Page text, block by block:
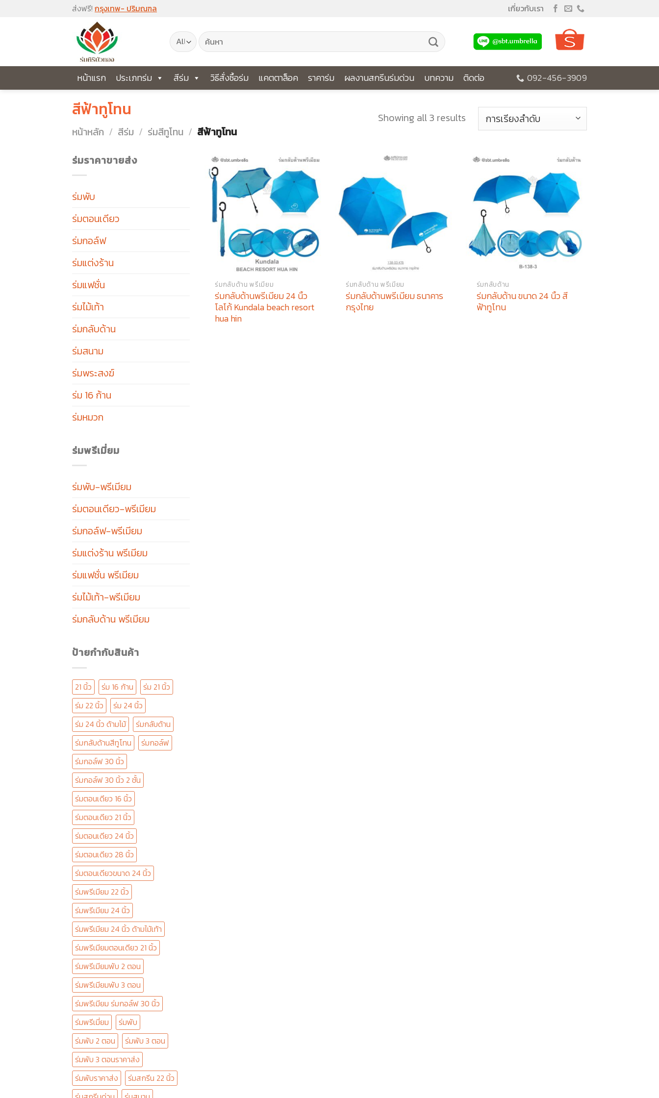
ส่งฟรี! กรุงเทพ- ปริมณฑล เกี่ยวกับเรา
ค้นหา:
หน้าแรก ประเภทร่ม สีร่ม วิธีสั่งซื้อร่ม แคตตาล็อค ราคาร่ม ผลงานสกรีนร่มด่วน บทความ ติดต่อ 092-456-3909
สีฟ้าทูโทน
หน้าหลัก / สีร่ม / ร่มสีทูโทน / สีฟ้าทูโทน
Showing all 3 results
ร่มราคาขายส่ง
ร่มพับ
ร่มตอนเดียว
ร่มกอล์ฟ
ร่มแต่งร้าน
ร่มแฟชั่น
ร่มไม้เท้า
ร่มกลับด้าน
ร่มสนาม
ร่มพระสงฆ์
ร่ม 16 ก้าน
ร่มหมวก
ร่มพรีเมี่ยม
ร่มพับ-พรีเมียม
ร่มตอนเดียว-พรีเมียม
ร่มกอล์ฟ-พรีเมียม
ร่มแต่งร้าน พรีเมียม
ร่มแฟชั่น พรีเมียม
ร่มไม้เท้า-พรีเมียม
ร่มกลับด้าน พรีเมียม
ป้ายกำกับสินค้า
21 นิ้ว ร่ม 16 ก้าน
ร่ม 21 นิ้ว
ร่ม 22 นิ้ว
ร่ม 24 นิ้ว
ร่ม 24 นิ้ว ด้ามไม้
ร่มกลับด้าน
ร่มกลับด้านสีทูโทน
ร่มกอล์ฟ
ร่มกอล์ฟ 30 นิ้ว
ร่มกอล์ฟ 30 นิ้ว 2 ชั้น
ร่มตอนเดียว 16 นิ้ว
ร่มตอนเดียว 21 นิ้ว
ร่มตอนเดียว 24 นิ้ว
ร่มตอนเดียว 28 นิ้ว
ร่มตอนเดียวขนาด 24 นิ้ว
ร่มพรีเมียม 22 นิ้ว
ร่มพรีเมียม 24 นิ้ว
ร่มพรีเมียม 24 นิ้ว ด้ามไม้เท้า
ร่มพรีเมียมตอนเดียว 21 นิ้ว
ร่มพรีเมียมพับ 2 ตอน
ร่มพรีเมียมพับ 3 ตอน
ร่มพรีเมียม ร่มกอล์ฟ 30 นิ้ว
ร่มพรีเมี่ยม
ร่มพับ
ร่มพับ 2 ตอน
ร่มพับ 3 ตอน
ร่มพับ 3 ตอนราคาส่ง
ร่มพับราคาส่ง
ร่มสกรีน 22 นิ้ว
ร่มกลับด้าน พรีเมียม
ร่มกลับด้านพรีเมียม 24 นิ้ว
โลโก้ Kundala beach resort
hua hin
ร่มกลับด้าน พรีเมียม
ร่มกลับด้านพรีเมียม ธนาคาร
กรุงไทย
ร่มกลับด้าน
ร่มกลับด้าน ขนาด 24 นิ้ว สี
ฟ้าทูโทน